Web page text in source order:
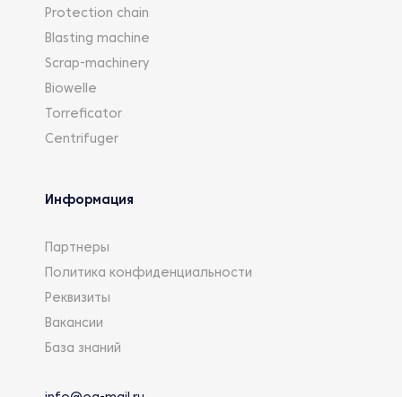
Protection chain
Blasting machine
Scrap-machinery
Biowelle
Torreficator
Centrifuger
Информация
Партнеры
Политика конфиденциальности
Реквизиты
Вакансии
База знаний